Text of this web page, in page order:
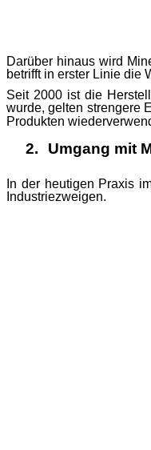
Darüber hinaus wird
betrifft in erster Linie die
Seit 2000 ist die
wurde, gelten strengere
Produkten
2. Umgang mit
In der heutigen Praxis
Industriezweigen.